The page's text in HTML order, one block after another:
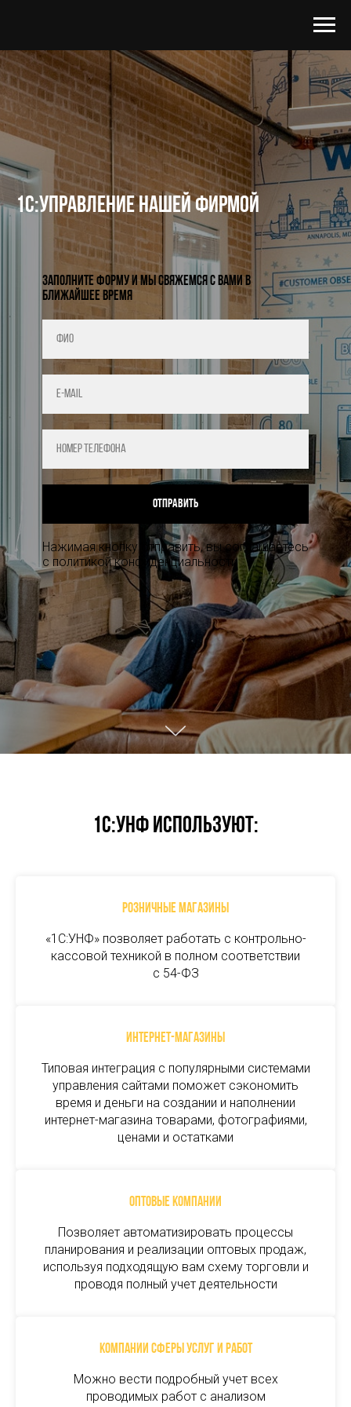
1С:Управление нашей фирмой
Заполните форму и мы свяжемся с вами в
ближайшее время
Отправить
Нажимая кнопку отправить, вы соглашаетесь
с политикой конфиденциальности
1С:УНФ используют:
Розничные магазины
«1С:УНФ» позволяет работать с контрольно-
кассовой техникой в полном соответствии
с 54-ФЗ
Интернет-магазины
Типовая интеграция с популярными системами
управления сайтами поможет сэкономить
время и деньги на создании и наполнении
интернет-магазина товарами, фотографиями,
ценами и остатками
Оптовые компании
Позволяет автоматизировать процессы
планирования и реализации оптовых продаж,
используя подходящую вам схему торговли и
проводя полный учет деятельности
Компании сферы услуг и работ
Можно вести подробный учет всех
проводимых работ с анализом